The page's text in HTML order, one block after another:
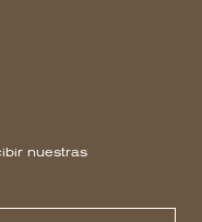
nuestras